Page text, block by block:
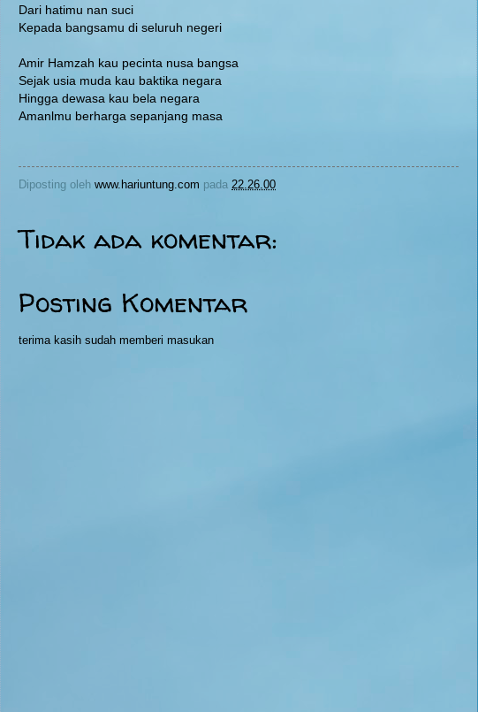
Dari hatimu nan suci
Kepada bangsamu di seluruh negeri
Amir Hamzah kau pecinta nusa bangsa
Sejak usia muda kau baktika negara
Hingga dewasa kau bela negara
Amanlmu berharga sepanjang masa
Diposting oleh www.hariuntung.com pada 22.26.00
Tidak ada komentar:
Posting Komentar
terima kasih sudah memberi masukan